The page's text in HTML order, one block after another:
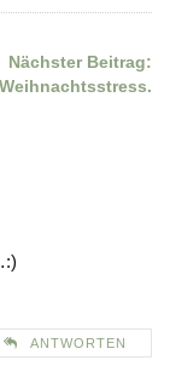
Nächster Beitrag:
Weihnachtsstress.
ANTWORTEN